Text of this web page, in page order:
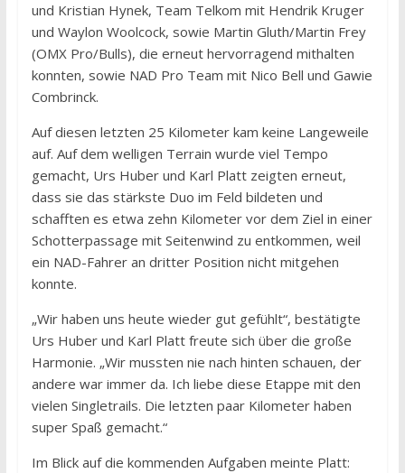
und Kristian Hynek, Team Telkom mit Hendrik Kruger
und Waylon Woolcock, sowie Martin Gluth/Martin Frey
(OMX Pro/Bulls), die erneut hervorragend mithalten
konnten, sowie NAD Pro Team mit Nico Bell und Gawie
Combrinck.
Auf diesen letzten 25 Kilometer kam keine Langeweile
auf. Auf dem welligen Terrain wurde viel Tempo
gemacht, Urs Huber und Karl Platt zeigten erneut,
dass sie das stärkste Duo im Feld bildeten und
schafften es etwa zehn Kilometer vor dem Ziel in einer
Schotterpassage mit Seitenwind zu entkommen, weil
ein NAD-Fahrer an dritter Position nicht mitgehen
konnte.
„Wir haben uns heute wieder gut gefühlt“, bestätigte
Urs Huber und Karl Platt freute sich über die große
Harmonie. „Wir mussten nie nach hinten schauen, der
andere war immer da. Ich liebe diese Etappe mit den
vielen Singletrails. Die letzten paar Kilometer haben
super Spaß gemacht.“
Im Blick auf die kommenden Aufgaben meinte Platt: